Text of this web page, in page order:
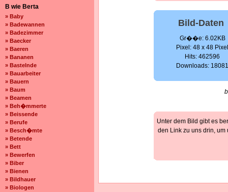
B wie Berta
» Baby
» Badewannen
» Badezimmer
» Baecker
» Baeren
» Bananen
» Bastelnde
» Bauarbeiter
» Bauern
» Baum
» Beamen
» Beh�mmerte
» Beissende
» Berufe
» Besch�mte
» Betende
» Bett
» Bewerfen
» Biber
» Bienen
» Bildhauer
» Biologen
Bild-Daten
Gr��e: 6.02KB
Pixel: 48 x 48
Hits: 462596
Downloads:
Unter dem Bild gibt es
den Link zu uns drin,